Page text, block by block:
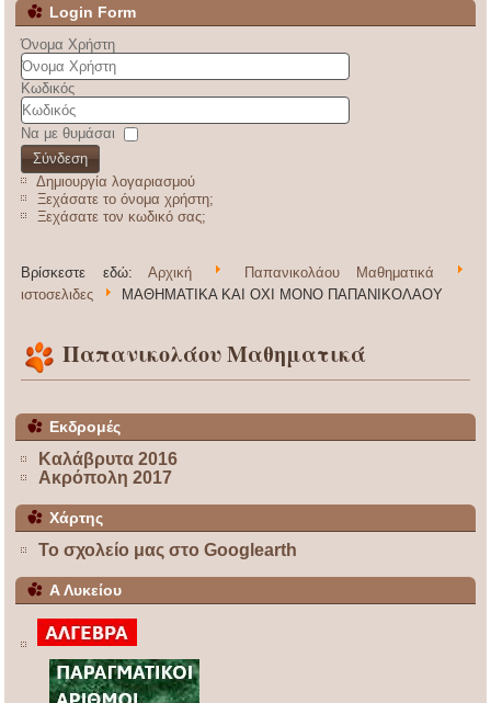
Login Form
Όνομα Χρήστη
Κωδικός
Να με θυμάσαι
Σύνδεση
Δημιουργία λογαριασμού
Ξεχάσατε το όνομα χρήστη;
Ξεχάσατε τον κωδικό σας;
Βρίσκεστε εδώ:Αρχική
Παπανικολάου Μαθηματικά
ιστοσελιδες
ΜΑΘΗΜΑΤΙΚΑ ΚΑΙ ΟΧΙ ΜΟΝΟ ΠΑΠΑΝΙΚΟΛΑΟΥ
Παπανικολάου Μαθηματικά
Εκδρομές
Καλάβρυτα 2016
Ακρόπολη 2017
Χάρτης
Το σχολείο μας στο Googlearth
Α Λυκείου